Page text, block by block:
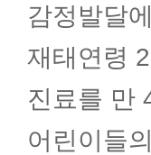
시험관아
인공수정
감정발달
재태연령
진료를 만
어린이들